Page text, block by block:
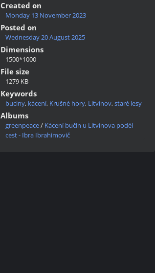
Created on
Monday 13 November 2023
Posted on
Wednesday 20 August 2025
Dimensions
1500*1000
File size
1279 KB
Keywords
buciny, kácení, Krušné hory, Litvínov,staré lesy
Albums
greenpeace/ Kácení bučin u Litvínova podél
cest - Ibra Ibrahimovič